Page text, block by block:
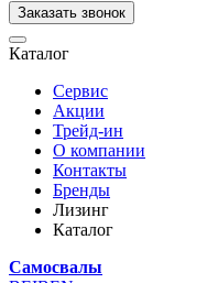
Заказать звонок
Каталог
Сервис
Акции
Трейд-ин
О компании
Контакты
Бренды
Лизинг
Каталог
Самосвалы